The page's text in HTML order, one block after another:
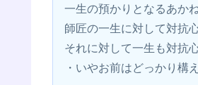
一生の預かりとなるあかね
師匠の一生に対して対抗
それに対して一生も対抗
・いやお前はどっかり構